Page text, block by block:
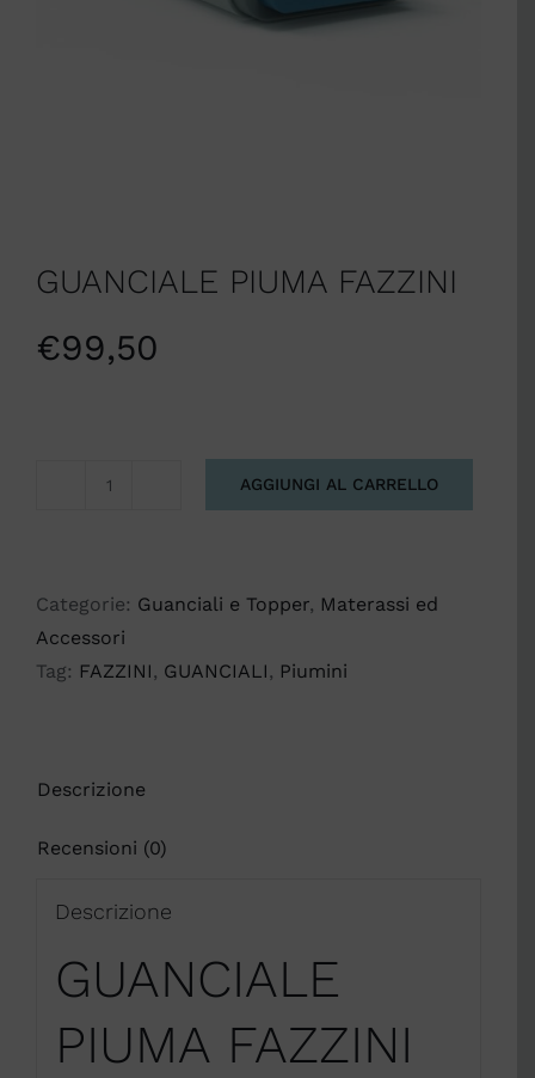
GUANCIALE PIUMA FAZZINI
€99,50
quantità
AGGIUNGI AL CARRELLO
Categorie: Guanciali e Topper, Materassi ed
Accessori
Tag: FAZZINI, GUANCIALI, Piumini
Descrizione
Recensioni (0)
Descrizione
GUANCIALE
PIUMA FAZZINI